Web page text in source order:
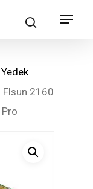
searchMenu
Flsun 2160